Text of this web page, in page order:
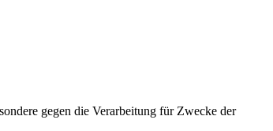
gegen die Verarbeitung für Zwecke der